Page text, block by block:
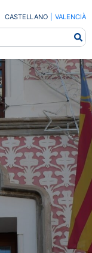
CASTELLANO VALENCIÀ